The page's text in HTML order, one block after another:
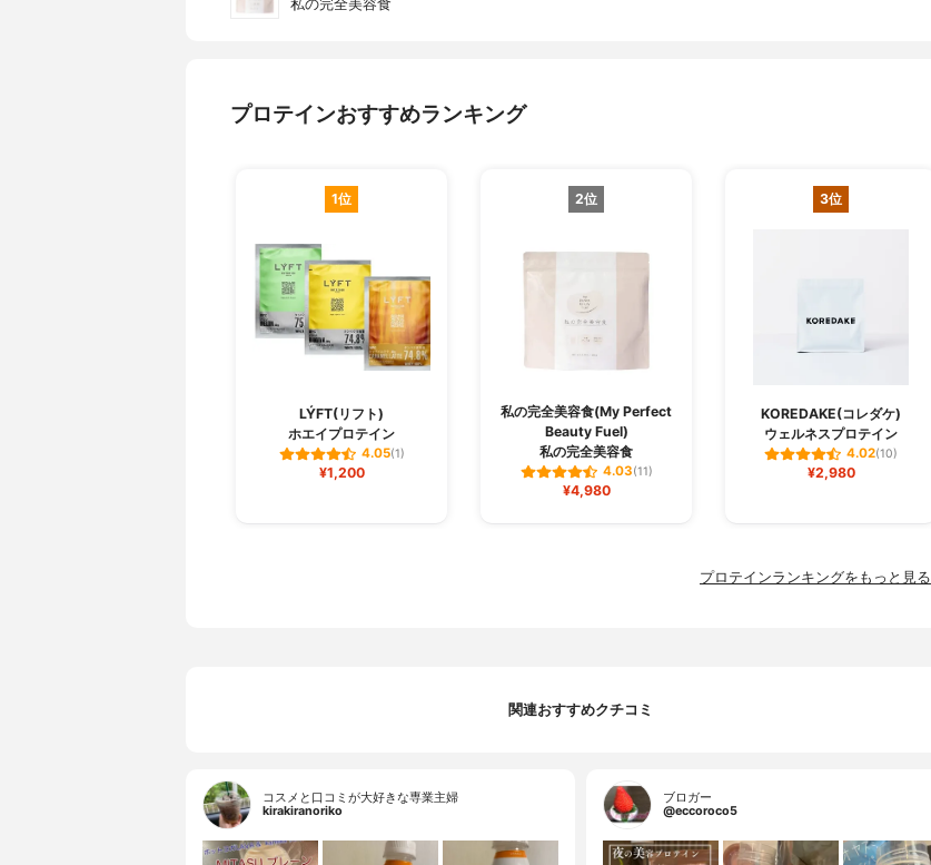
私の完全美容食
プロテインおすすめランキング
1位
LÝFT(リフト)
ホエイプロテイン
4.05(1)
¥1,200
2位
私の完全美容食(My Perfect
Beauty Fuel)
私の完全美容食
4.03(11)
¥4,980
3位
KOREDAKE(コレダケ)
ウェルネスプロテイン
4.02(10)
¥2,980
プロテインランキングをもっと見る
関連おすすめクチコミ
コスメと口コミが大好きな専業主婦
kirakiranoriko
ブロガー
@eccoroco5